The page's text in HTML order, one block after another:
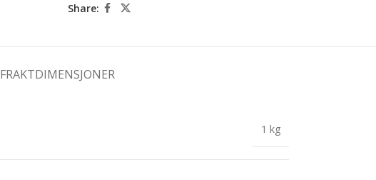
Share:
FRAKTDIMENSJONER
1 kg